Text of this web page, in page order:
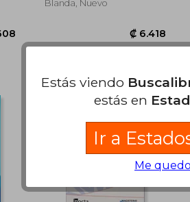
₡ 6.608
Blanda, Nuevo
₡
Estás viendo
estás en
Ir a
Me